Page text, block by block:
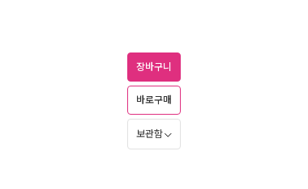
장바구니
바로구매
보관함